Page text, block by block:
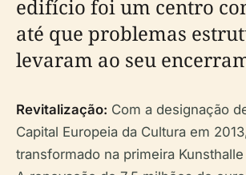
edifício foi um centro
até que problemas
levaram ao seu
Revitalização: Com a designação
Capital Europeia da Cultura em
transformado na primeira